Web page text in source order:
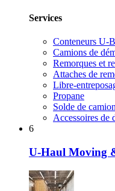
Services
Conteneurs U-
Camions de
Remorques et
Attaches de
Libre-
Propane
Solde de
Accessoires de
6
U-Haul Moving